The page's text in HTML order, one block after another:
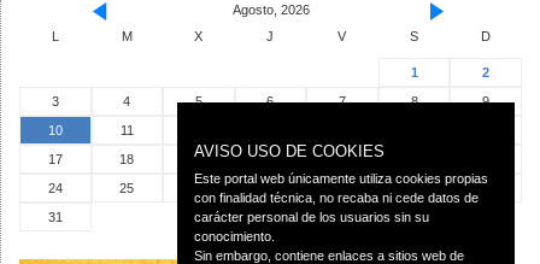
Agosto, 2026
L
M X J V S D
1
2
3
4 5 6 7 8
9
10
11
17
18 19 20 21
24
25 26 27 28 29
30
31
AVISO USO DE COOKIES
Este portal web únicamente utiliza cookies propias
con finalidad técnica, no recaba ni cede datos de
carácter personal de los usuarios sin su
conocimiento.
Sin embargo, contiene enlaces a sitios web de